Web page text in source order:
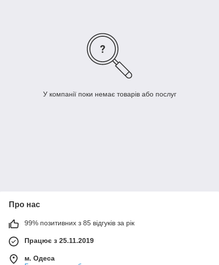
У компанії поки немає товарів або послуг
Про нас
99% позитивних з 85 відгуків за рік
Працює з 25.11.2019
м. Одеса